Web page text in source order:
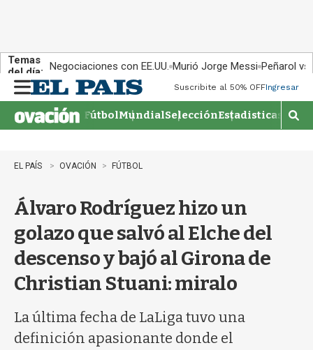
Temas
del día: Negociaciones con EE.UU. Murió Jorge Messi Peñarol
n
u
Suscribite al 50% OFFIngresar
FútbolMundialSelecciónEstadisticas
M
o
EL PAÍS OVACIÓN FÚTBOL
Álvaro Rodríguez hizo un
golazo que salvó al Elche del
descenso y bajó al Girona de
Christian Stuani: miralo
La última fecha de LaLiga tuvo una
definición apasionante donde el